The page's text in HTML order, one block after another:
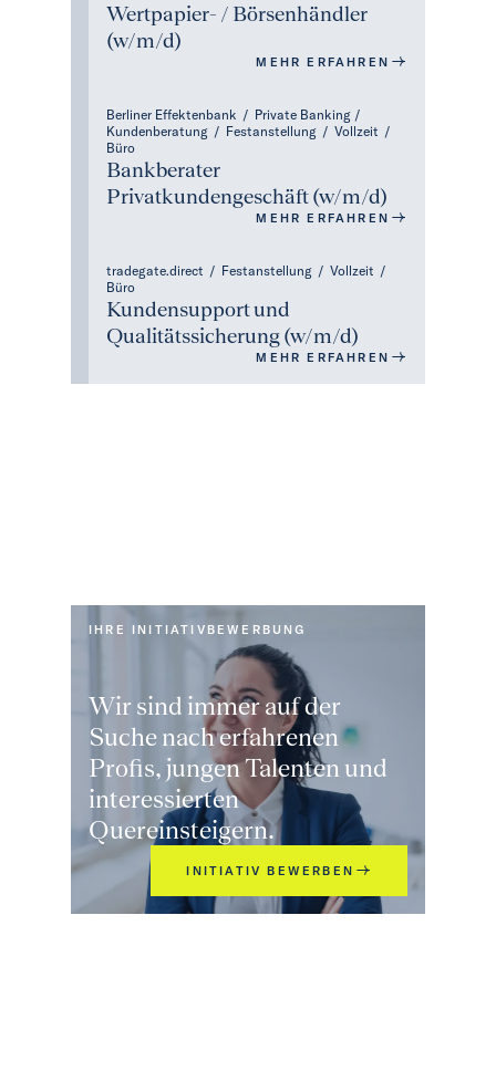
Wertpapier- / Börsenhändler
(w/m/d)
MEHR ERFAHREN
Berliner Effektenbank / Private Banking /
Kundenberatung / Festanstellung / Vollzeit /
Büro
Bankberater
Privatkundengeschäft (w/m/d)
MEHR ERFAHREN
tradegate.direct / Festanstellung / Vollzeit /
Büro
Kundensupport und
Qualitätssicherung (w/m/d)
MEHR ERFAHREN
IHRE INITIATIVBEWERBUNG
Wir sind immer auf der
Suche nach erfahrenen
Profis, jungen Talenten und
interessierten
Quereinsteigern.
INITIATIV BEWERBEN